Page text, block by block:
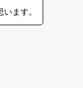
ます。